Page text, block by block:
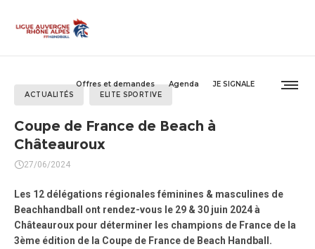
Offres et demandes Agenda
JE SIGNALE
ACTUALITÉS
ELITE SPORTIVE
Coupe de France de Beach à
Châteauroux
27/06/2024
Les 12 délégations régionales féminines & masculines de
Beachhandball ont rendez-vous le 29 & 30 juin 2024 à
Châteauroux pour déterminer les champions de France de la
3ème édition de la Coupe de France de Beach Handball.